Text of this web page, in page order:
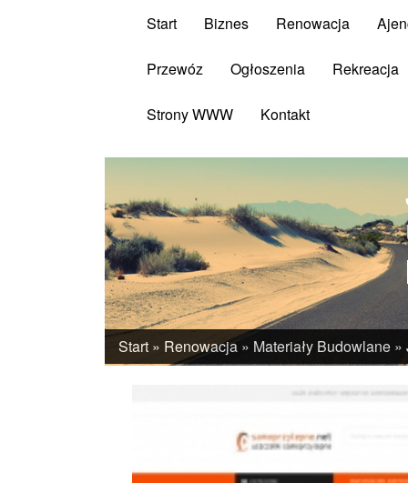
Start Biznes Renowacja
Przewóz Ogłoszenia Rekreacja
Strony WWW Kontakt
Start » Renowacja » Materiały Budowlane »